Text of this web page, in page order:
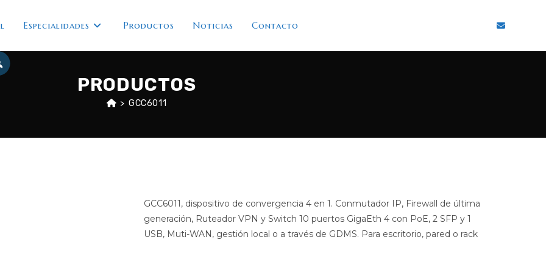
Especialidades Productos Noticias Contacto
PRODUCTOS
> GCC6011
GCC6011, dispositivo de convergencia 4 en 1. Conmutador IP, Firewall de última
generación, Ruteador VPN y Switch 10 puertos GigaEth 4 con PoE, 2 SFP y 1
USB, Muti-WAN, gestión local o a través de GDMS. Para escritorio, pared o rack